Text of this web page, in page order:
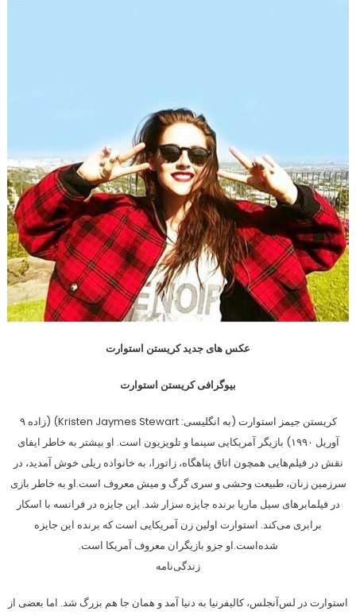
عکس های جدید کریستن استوارت
بیوگرافی کریستن استوارت
کریستن جیمز استوارت (به انگلیسی: Kristen Jaymes Stewart) (زاده ۹
آوریل ۱۹۹۰) بازیگر آمریکایی سینما و تلویزیون است. او بیشتر به خاطر ایفای
نقش در فیلم‌هایی همچون اتاق پناهگاه، زاتورا، به خانواده ریلی خوش آمدید، در
سرزمین زنان، طبیعت وحشی و سری گرگ و میش معروف است.او به خاطر بازی
در فیلمابرهای سیل ماریا برنده جایزه سزار شد. این جایزه در فرانسه با اسکار
برابری می‌کند. استوارت اولین زن آمریکایی است که برنده این جایزه
شده‌است.او جزو بازیگران معروف آمریکا است.
زندگی‌نامه
استوارت در لس‌آنجلس، کالیفرنیا به دنیا آمد و همان جا هم بزرگ شد. اما بعضی از